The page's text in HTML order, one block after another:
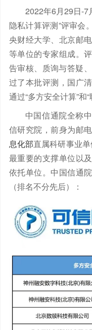
2022年6月29日-7
隐私计算评测”评审会
央财经大学、北京邮
等单位的专家组成。
告审核、质询与答疑
过了本批评测 ， 国广
通过“多方安全计算”和
中国信通院全称
信研究院，前身为邮
息化部直属科研事业
最重要的支撑单位以
依托单位。中国信通院
（排名不分先后）：